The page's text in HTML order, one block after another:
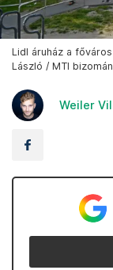
Lidl áruház a
László / MTI
Weiler